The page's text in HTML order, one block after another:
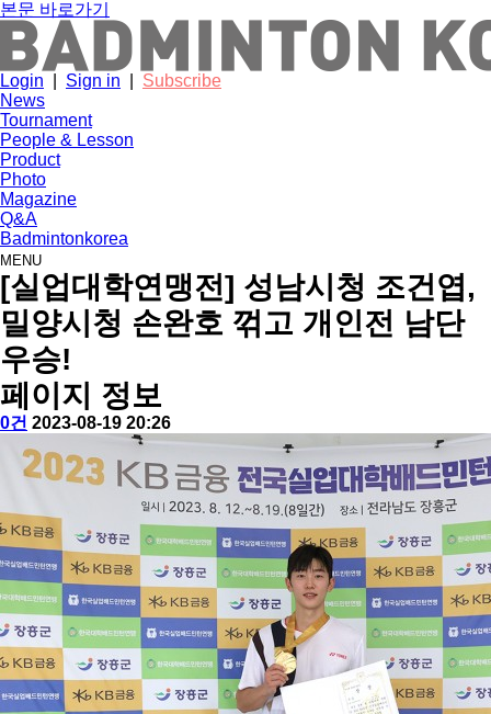
본문 바로가기
Login Sign in
Subscribe
News
Tournament
People & Lesson
Product
Photo
Magazine
Q&A
Badmintonkorea
MENU
news
[실업대학연맹전] 성남시청 조건엽,
밀양시청 손완호 꺾고 개인전 남단
우승!
페이지 정보
작
배
리
아
댓
0건 작
일
2023-08-19 20:26
본
문